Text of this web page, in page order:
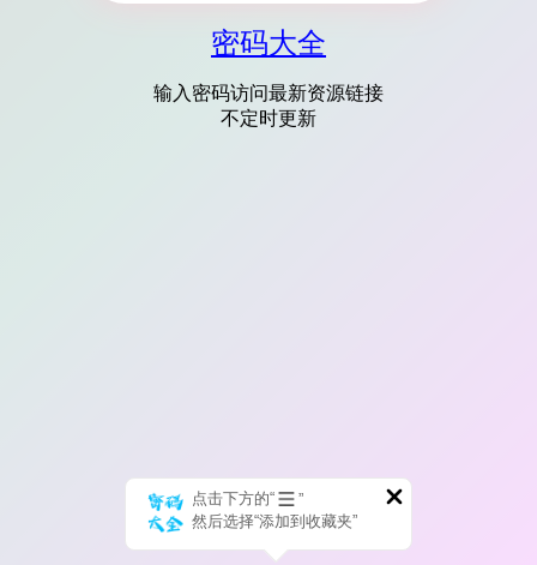
密码大全
输入密码访问最新资源链接
不定时更新
点击下方的“
”
然后选择“添加到收藏夹”